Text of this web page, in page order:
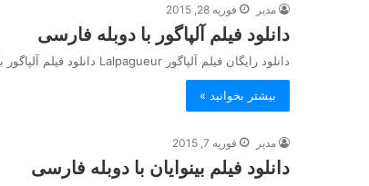
مدیر فوریه 28, 2015
دانلود فیلم آلپاگور با دوبله فارسی
دانلود رایگان فیلم آلپاگور Lalpagueur دانلود فیلم آلپاگور با دوبله فارسی دانلود فیلم فرانسوی ژان پل بلمونمدو بنام الپاگور Download…
بیشتر بخوانید »
مدیر فوریه 7, 2015
دانلود فیلم بینوایان با دوبله فارسی